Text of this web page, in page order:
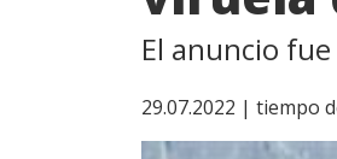
El anuncio
29.07.2022 | tiempo